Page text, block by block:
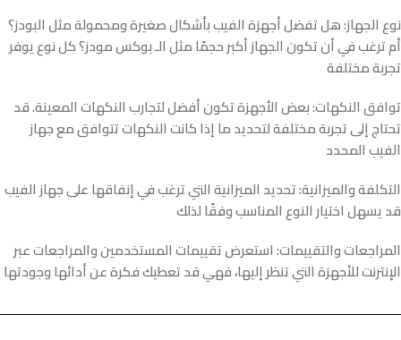
نوع الجهاز: هل تفضل أجهزة الفيب بأشكال صغيرة ومحمولة مثل البودز؟
أم ترغب في أن تكون الجهاز أكبر حجمًا مثل الـ بوكس مودز؟ كل نوع يوفر
تجربة مختلفة
توافق النكهات: بعض الأجهزة تكون أفضل لتجارب النكهات المعينة. قد
تحتاج إلى تجربة مختلفة لتحديد ما إذا كانت النكهات تتوافق مع جهاز
الفيب المحدد
التكلفة والميزانية: تحديد الميزانية التي ترغب في إنفاقها على جهاز الفيب
قد يسهل اختيار النوع المناسب وفقًا لذلك
المراجعات والتقييمات: استعرض تقييمات المستخدمين والمراجعات عبر
الإنترنت للأجهزة التي تنظر إليها، فهي قد تعطيك فكرة عن أدائها وجودتها